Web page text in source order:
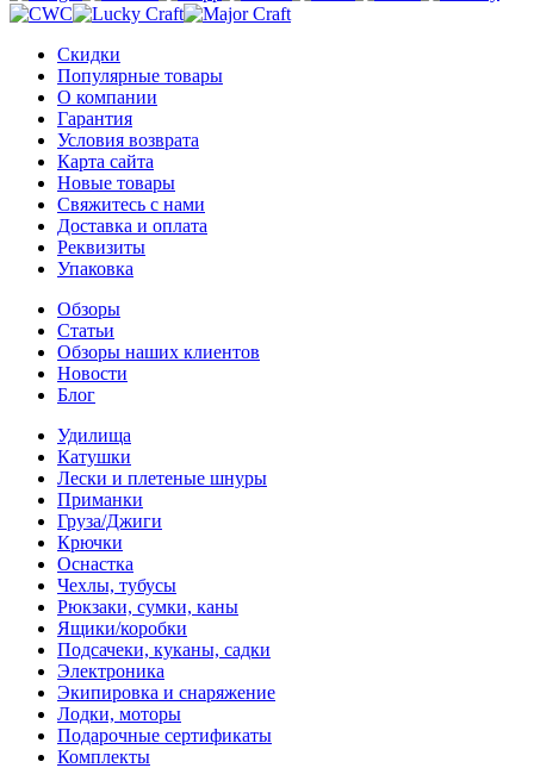
Скидки
Популярные товары
О компании
Гарантия
Условия возврата
Карта сайта
Новые товары
Свяжитесь с нами
Доставка и оплата
Реквизиты
Упаковка
Обзоры
Статьи
Обзоры наших клиентов
Новости
Блог
Удилища
Катушки
Лески и плетеные шнуры
Приманки
Груза/Джиги
Крючки
Оснастка
Чехлы, тубусы
Рюкзаки, сумки, каны
Ящики/коробки
Подсачеки, куканы, садки
Электроника
Экипировка и снаряжение
Лодки, моторы
Подарочные сертификаты
Комплекты